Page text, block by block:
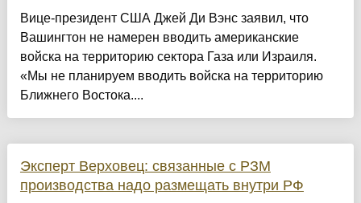
Вице-президент США Джей Ди Вэнс заявил, что
Вашингтон не намерен вводить американские
войска на территорию сектора Газа или Израиля.
«Мы не планируем вводить войска на территорию
Ближнего Востока....
Эксперт Верховец: связанные с РЗМ
производства надо размещать внутри РФ